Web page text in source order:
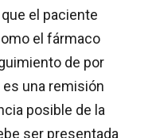
el paciente
el fármaco
de por
es una remisión
posible de la
ser presentada